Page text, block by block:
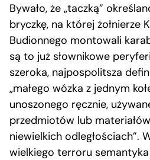
Bywało, że „taczką”
bryczkę, na której żołnierze
Budionnego montowali
są to już słownikowe
szeroka, najpospolitsza
„małego wózka z jednym
unoszonego ręcznie,
przedmiotów lub
niewielkich odległościach”.
wielkiego terroru semantyka